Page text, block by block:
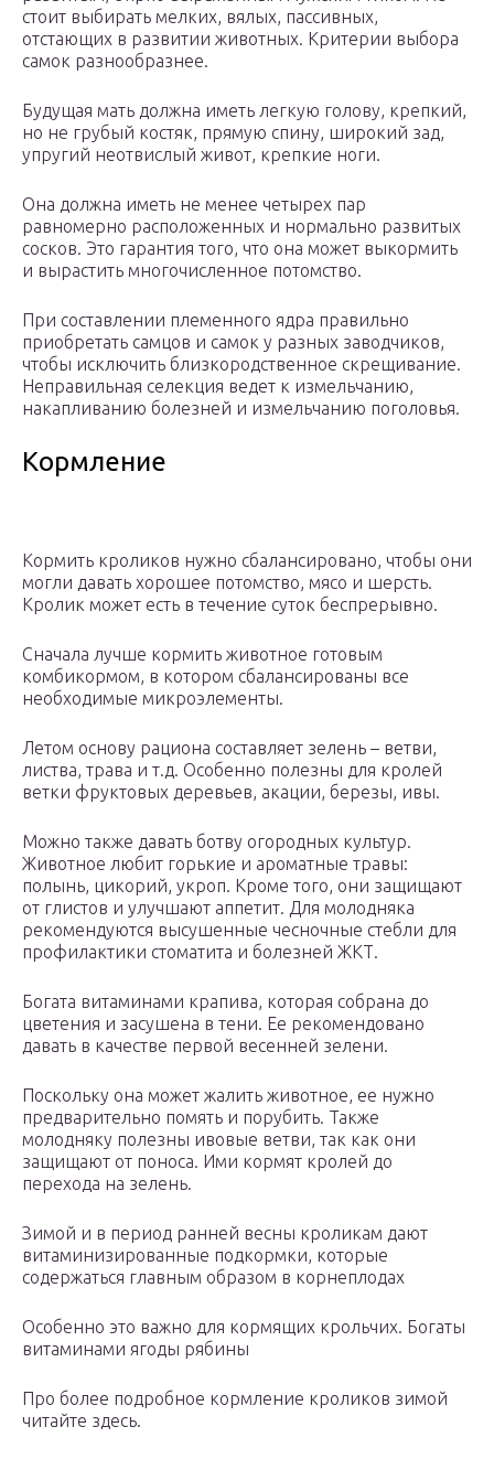
стоит выбирать мелких, вялых, пассивных,
отстающих в развитии животных. Критерии выбора
самок разнообразнее.
Будущая мать должна иметь легкую голову, крепкий,
но не грубый костяк, прямую спину, широкий зад,
упругий неотвислый живот, крепкие ноги.
Она должна иметь не менее четырех пар
равномерно расположенных и нормально развитых
сосков. Это гарантия того, что она может выкормить
и вырастить многочисленное потомство.
При составлении племенного ядра правильно
приобретать самцов и самок у разных заводчиков,
чтобы исключить близкородственное скрещивание.
Неправильная селекция ведет к измельчанию,
накапливанию болезней и измельчанию поголовья.
Кормление
Кормить кроликов нужно сбалансировано, чтобы они
могли давать хорошее потомство, мясо и шерсть.
Кролик может есть в течение суток беспрерывно.
Сначала лучше кормить животное готовым
комбикормом, в котором сбалансированы все
необходимые микроэлементы.
Летом основу рациона составляет зелень – ветви,
листва, трава и т.д. Особенно полезны для кролей
ветки фруктовых деревьев, акации, березы, ивы.
Можно также давать ботву огородных культур.
Животное любит горькие и ароматные травы:
полынь, цикорий, укроп. Кроме того, они защищают
от глистов и улучшают аппетит. Для молодняка
рекомендуются высушенные чесночные стебли для
профилактики стоматита и болезней ЖКТ.
Богата витаминами крапива, которая собрана до
цветения и засушена в тени. Ее рекомендовано
давать в качестве первой весенней зелени.
Поскольку она может жалить животное, ее нужно
предварительно помять и порубить. Также
молодняку полезны ивовые ветви, так как они
защищают от поноса. Ими кормят кролей до
перехода на зелень.
Зимой и в период ранней весны кроликам дают
витаминизированные подкормки, которые
содержаться главным образом в корнеплодах
Особенно это важно для кормящих крольчих. Богаты
витаминами ягоды рябины
Про более подробное кормление кроликов зимой
читайте здесь.